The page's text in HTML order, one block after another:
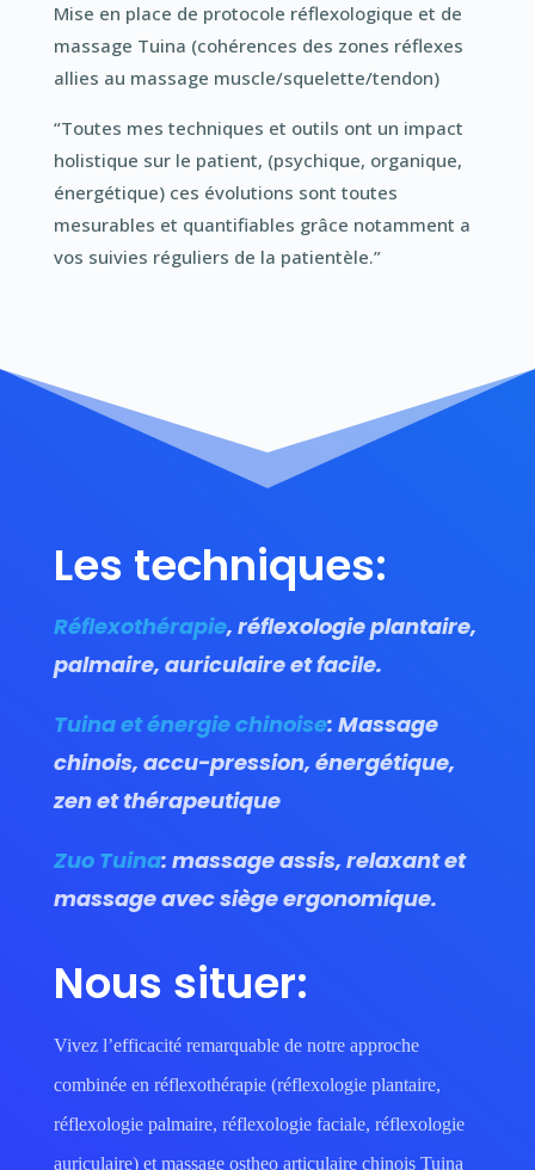
Mise en place de protocole réflexologique et de
massage Tuina (cohérences des zones réflexes
allies au massage muscle/squelette/tendon)
“Toutes mes techniques et outils ont un impact
holistique sur le patient, (psychique, organique,
énergétique) ces évolutions sont toutes
mesurables et quantifiables grâce notamment a
vos suivies réguliers de la patientèle.”
Les techniques:
Réflexothérapie, réflexologie plantaire,
palmaire, auriculaire et facile.
Tuina et énergie chinoise: Massage
chinois, accu-pression, énergétique,
zen et thérapeutique
Zuo Tuina: massage assis, relaxant et
massage avec siège ergonomique.
Nous situer:
Vivez l’efficacité remarquable de notre approche
combinée en réflexothérapie (réflexologie plantaire,
réflexologie palmaire, réflexologie faciale, réflexologie
auriculaire) et massage ostheo articulaire chinois Tuina